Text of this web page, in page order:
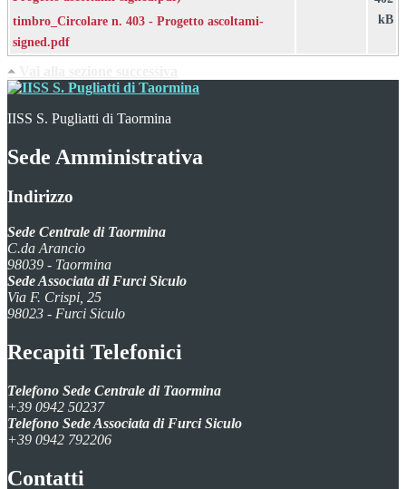
timbro_Circolare n. 403 - Progetto ascoltami-
signed.pdf
kB
IISS S. Pugliatti di Taormina
Sede Amministrativa
Indirizzo
Sede Centrale di Taormina
C.da Arancio
98039 - Taormina
Sede Associata di Furci Siculo
Via F. Crispi, 25
98023 - Furci Siculo
Recapiti Telefonici
Telefono Sede Centrale di Taormina
+39 0942 50237
Telefono Sede Associata di Furci Siculo
+39 0942 792206
Contatti